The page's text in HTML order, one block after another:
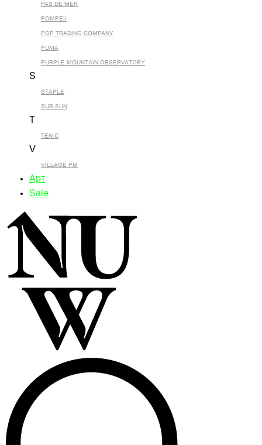
PAS DE MER
POMPEII
POP TRADING COMPANY
PUMA
PURPLE MOUNTAIN OBSERVATORY
S
STAPLE
SUB SUN
TEN C
V
VILLAGE PM
Арт
Sale